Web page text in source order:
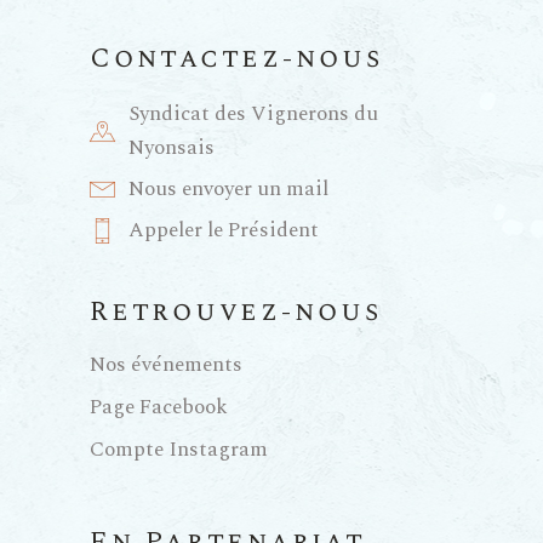
Contactez-nous
Syndicat des Vignerons du
Nyonsais
Nous envoyer un mail
Appeler le Président
Retrouvez-nous
Nos événements
Page Facebook
Compte Instagram